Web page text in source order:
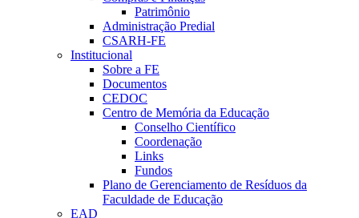
Patrimônio
Administração Predial
CSARH-FE
Institucional
Sobre a FE
Documentos
CEDOC
Centro de Memória da Educação
Conselho Científico
Coordenação
Links
Fundos
Plano de Gerenciamento de Resíduos da
Faculdade de Educação
EAD